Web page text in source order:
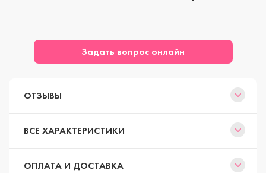
Задать вопрос онлайн
ОТЗЫВЫ
ВСЕ ХАРАКТЕРИСТИКИ
ОПЛАТА И ДОСТАВКА